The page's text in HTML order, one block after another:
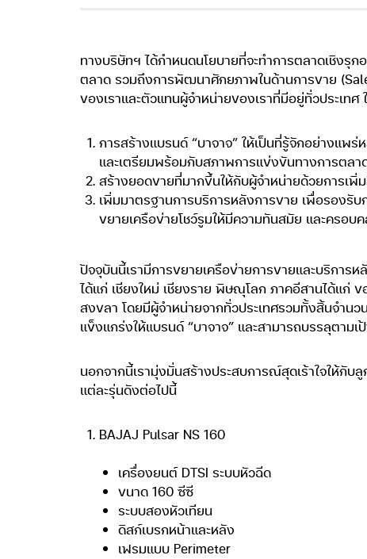
ทางบริษัทฯ ได้กำหนดนโยบายที่จะทำการตลาดเชิง
ตลาด รวมถึงการพัฒนาศักยภาพในด้านการขาย
ของเราและตัวแทนผู้จำหน่ายของเราที่มีอยู่ทั่วประเท
การสร้างแบรนด์ “บาจาจ” ให้เป็นที่รู้จักอย่างแ
และเตรียมพร้อมกับสภาพการแข่งขันทางการตลา
สร้างยอดขายที่มากขึ้นให้กับผู้จำหน่ายด้วยการเ
เพิ่มมาตรฐานการบริการหลังการขาย เพื่อรองรั
ขยายเครือข่ายโชว์รูมให้มีความทันสมัย และครอ
ปัจจุบันนี้เรามีการขยายเครือข่ายการขายและบริกา
ได้แก่ เชียงใหม่ เชียงราย พิษณุโลก ภาคอีสานได้แก่
สงขลา โดยมีผู้จำหน่ายจากทั่วประเทศรวมทั้งสิ้นจำน
แข็งแกร่งให้แบรนด์ “บาจาจ” และสามารถบรรลุตามเ
นอกจากนี้เรามุ่งมั่นสร้างประสบการณ์สุดเร้าใจให้กับ
แต่ละรุ่นดังต่อไปนี้
BAJAJ Pulsar NS 160
เครื่องยนต์ DTSI ระบบหัวฉีด
ขนาด 160 ซีซี
ระบบสองหัวเทียน
ดิสก์เบรกหน้าและหลัง
เฟรมแบบ Perimeter